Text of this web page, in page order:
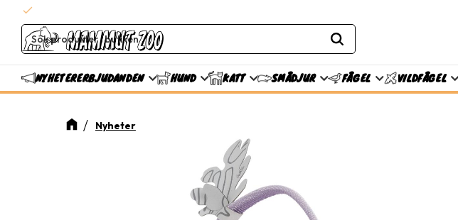
check
NYHETERERBJUDANDEN HUND KATT SMÅDJUR FÅGEL VILDFÅGEL
Nyheter